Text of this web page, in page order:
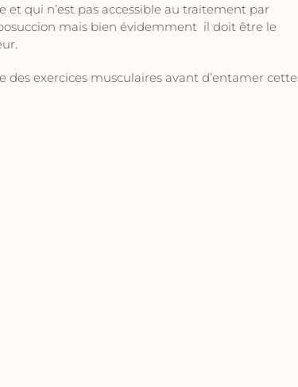
qui n’est pas accessible au traitement par
mais bien évidemment il doit être le
exercices musculaires avant d’entamer cette